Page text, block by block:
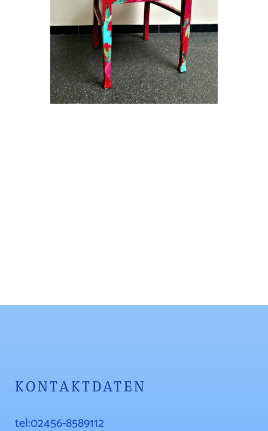
KONTAKTDATEN
tel:02456-8589112